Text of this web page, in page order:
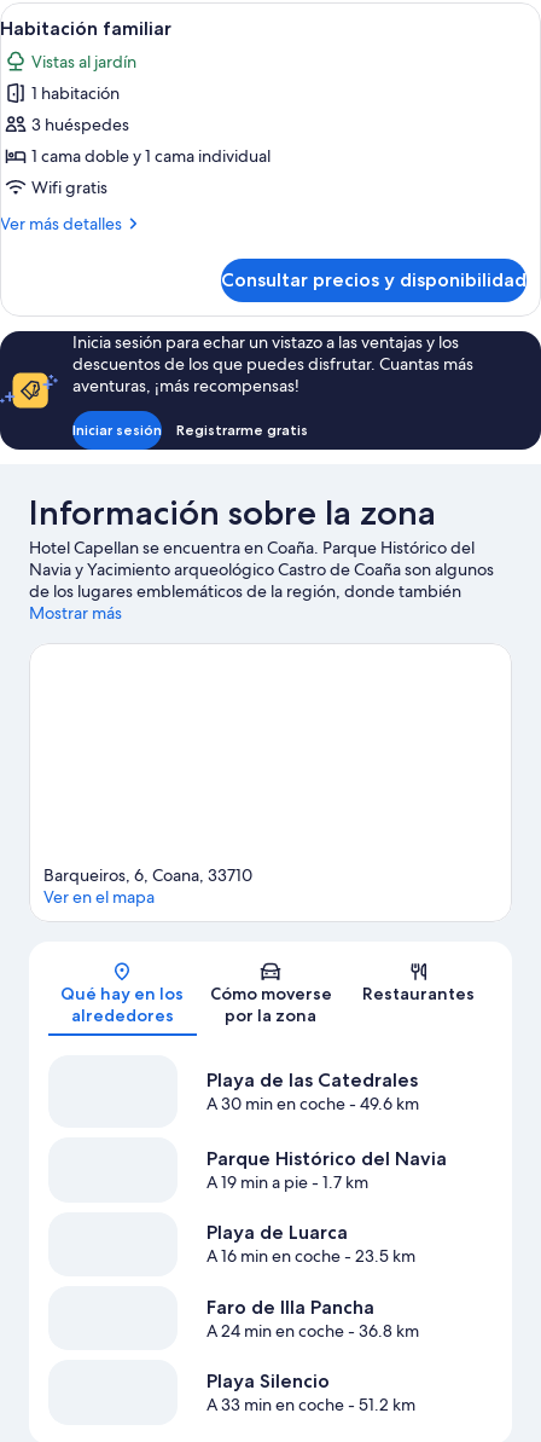
Abrir
todas
las
fotos
de
Habitación
familiar
Una habitación con dos camas, un
3
Habitación familiar
Vistas al jardín
1 habitación
3 huéspedes
1 cama doble y 1 cama individual
Wifi gratis
Ver más detalles
Más
familiar
Consultar precios y disponibilidad
Inicia sesión para echar un vistazo a las ventajas y los
descuentos de los que puedes disfrutar. Cuantas más
aventuras, ¡más recompensas!
Iniciar sesión Registrarme gratis
Información sobre la zona
Hotel Capellan se encuentra en Coaña. Parque Histórico del
Navia y Yacimiento arqueológico Castro de Coaña son algunos
de los lugares emblemáticos de la región, donde también
puedes acercarte a Cuevas de Andina y Puerto deportivo de
Coaña
Mostrar más
Mapa
Barqueiros, 6, Coana, 33710
Ver en el mapa
Qué hay en los
alrededores
Cómo moverse
por la zona
Restaurantes
Playa de las Catedrales
A 30 min en coche- 49.6 km
Parque Histórico del Navia
A 19 min a pie- 1.7 km
Playa de Luarca
A 16 min en coche- 23.5 km
Faro de Illa Pancha
A 24 min en coche- 36.8 km
Playa Silencio
A 33 min en coche- 51.2 km